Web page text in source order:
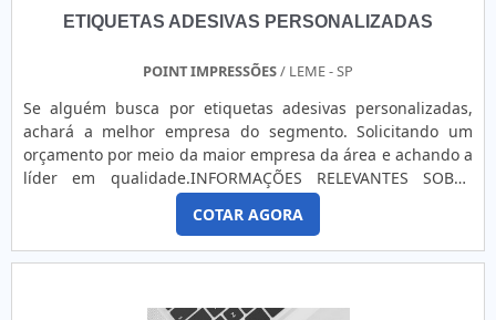
melhor experiência de todos os clientes.
prejuízos com substituições frequentes de produtos que
possível poupar gastos desnecessários.Existem diversos
destaque quando pensamos em uma empresa que entrega
confiança e serviços de qualidade. Alguns desses motivos
são: Equipe multidisciplinar de consultores associados;
Profissionais com vasta experiência na área de atuação;
Equipe de alta qualidade; Escritório de alta qualidade onde
são realizadas as atividades; Sala de treinamento com
materiais sofisticados; Equipamentos de última
na GID - Soluções em Adesivos tem o que há de melhor no
ETIQUETAS ADESIVAS PERSONALIZADAS
POINT IMPRESSÕES/ LEME - SP
Se alguém busca por etiquetas adesivas personalizadas,
achará a melhor empresa do segmento. Solicitando um
orçamento por meio da maior empresa da área e achando a
líder em qualidade.INFORMAÇÕES RELEVANTES SOBRE
ETIQUETAS ADESIVAS PERSONALIZADASQuem quer achar
etiquetas adesivas tipo personalizadas em uma empresa
responsável, se depara com a Point Impressões. Com
grande know-how focado em banners e papel de parede
COTAR AGORA